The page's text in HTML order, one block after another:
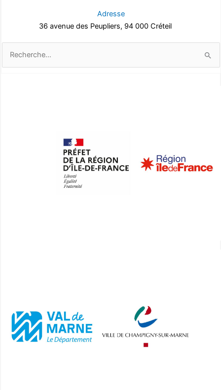
Adresse
36 avenue des Peupliers, 94 000 Créteil